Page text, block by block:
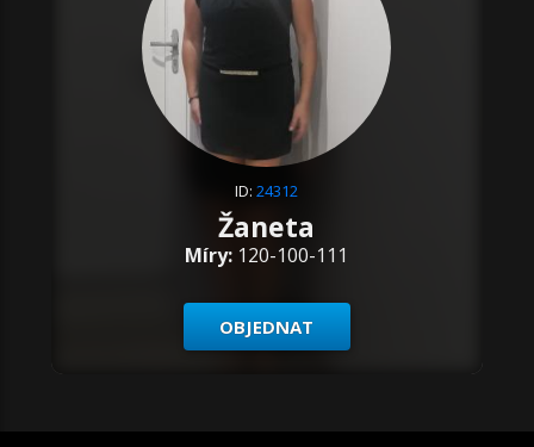
ID:24312
Žaneta
Míry: 120-100-111
OBJEDNAT